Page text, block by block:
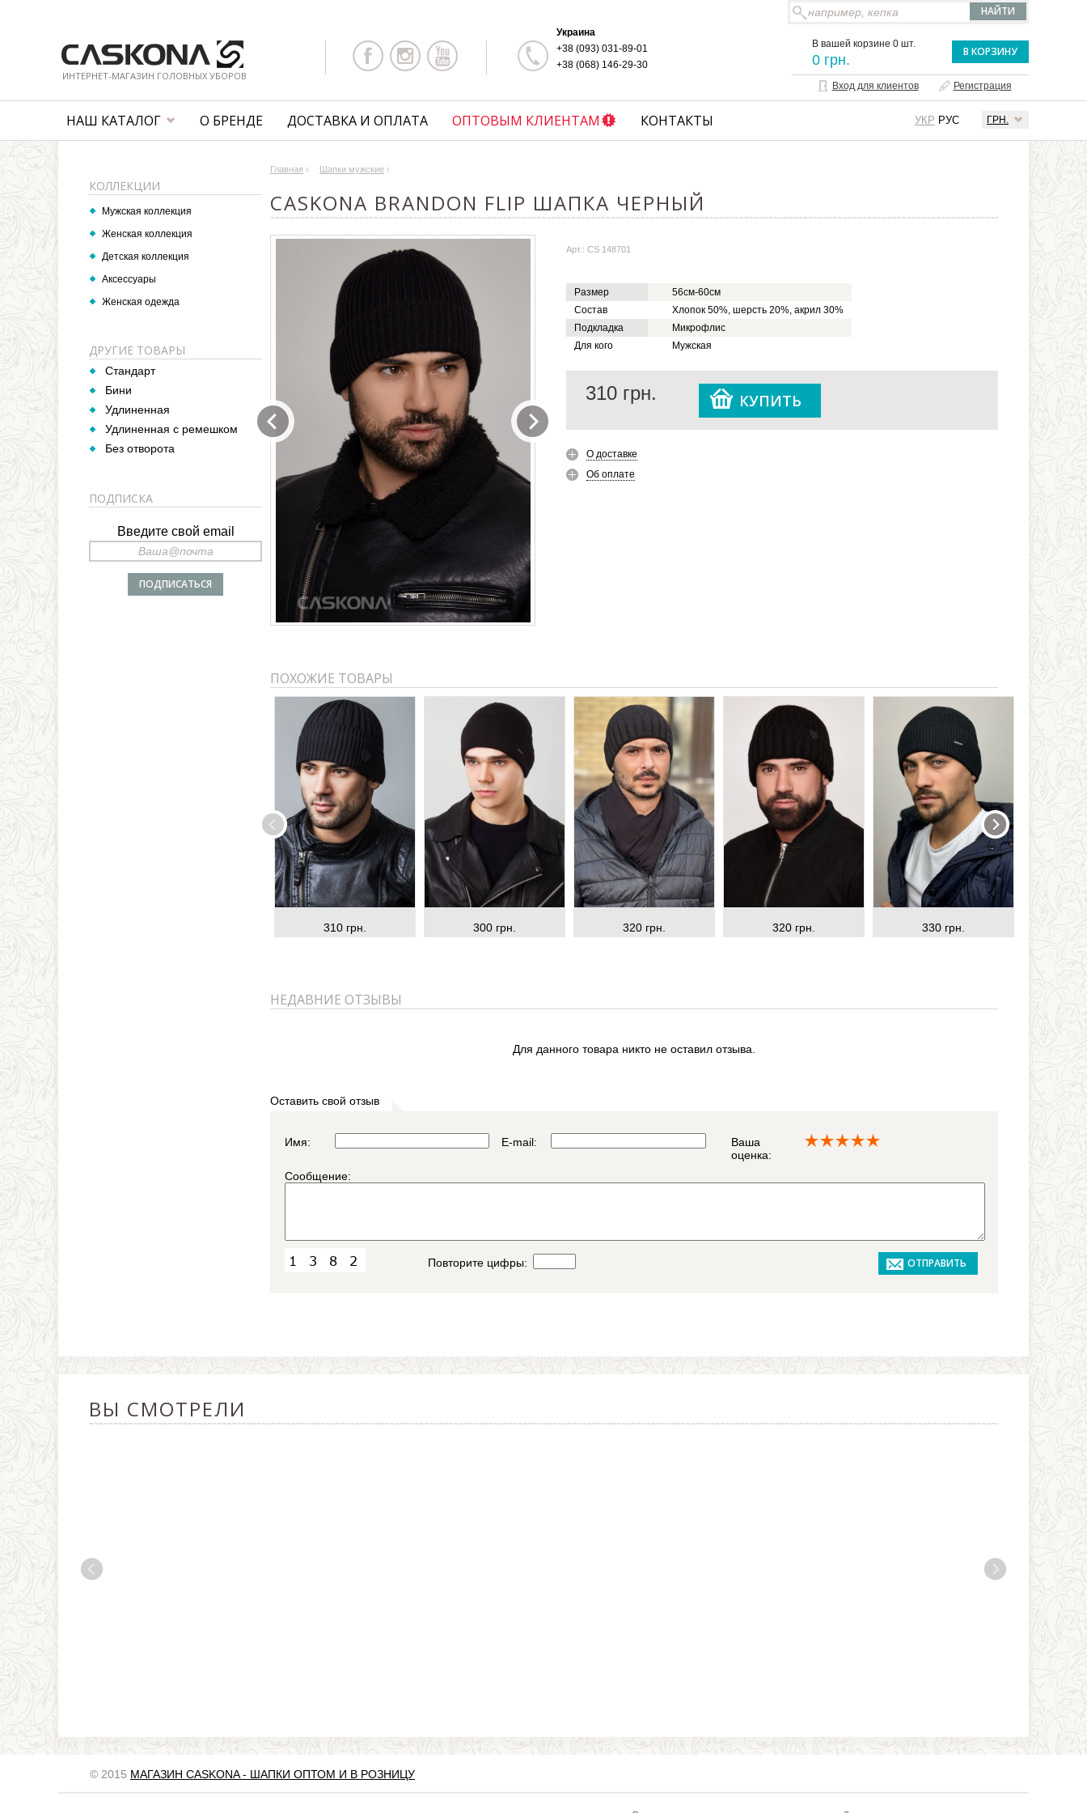
ИНТЕРНЕТ-МАГАЗИН ГОЛОВНЫХ УБОРОВ
Украина
+38 (093) 031-89-01
+38 (068) 146-29-30
В вашей корзине 0 шт.
0 грн.
В КОРЗИНУ
Вход для клиентов Регистрация
ГРН.
УКР РУС
НАШ КАТАЛОГ О БРЕНДЕ ДОСТАВКА И ОПЛАТА ОПТОВЫМ КЛИЕНТАМ КОНТАКТЫ
Главная › Шапки мужские ›
CASKONA BRANDON FLIP ШАПКА ЧЕРНЫЙ
Арт.: CS 148701
Размер
56см-60см
Состав
Хлопок 50%, шерсть 20%, акрил 30%
Подкладка
Микрофлис
Для кого
Мужская
310 грн. КУПИТЬ
О доставке
Об оплате
ПОХОЖИЕ ТОВАРЫ
310 грн. 300 грн. 320 грн. 320 грн. 330 грн.
НЕДАВНИЕ ОТЗЫВЫ
Для данного товара никто не оставил отзыва.
Оставить свой отзыв
Имя: E-mail:
Ваша
оценка:
Сообщение:
Повторите цифры:
КОЛЛЕКЦИИ
Мужская коллекция
Женская коллекция
Детская коллекция
Аксессуары
Женская одежда
ДРУГИЕ ТОВАРЫ
Стандарт
Бини
Удлиненная
Удлиненная с ремешком
Без отворота
ПОДПИСКА
Введите свой email
ВЫ СМОТРЕЛИ
© 2015 МАГАЗИН CASKONA - ШАПКИ ОПТОМ И В РОЗНИЦУ